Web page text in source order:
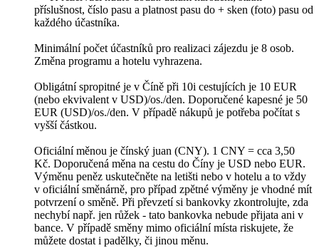
příslušnost, číslo pasu a platnost pasu do + sken (foto) pasu od
každého účastníka.
Minimální počet účastníků pro realizaci zájezdu je 8 osob.
Změna programu a hotelu vyhrazena.
Obligátní spropitné je v Číně při 10i cestujících je 10 EUR
(nebo ekvivalent v USD)/os./den. Doporučené kapesné je 50
EUR (USD)/os./den. V případě nákupů je potřeba počítat s
vyšší částkou.
Oficiální měnou je čínský juan (CNY). 1 CNY = cca 3,50
Kč. Doporučená měna na cestu do Číny je USD nebo EUR.
Výměnu peněz uskutečněte na letišti nebo v hotelu a to vždy
v oficiální směnárně, pro případ zpětné výměny je vhodné mít
potvrzení o směně. Při převzetí si bankovky zkontrolujte, zda
nechybí např. jen růžek - tato bankovka nebude přijata ani v
bance. V případě směny mimo oficiální místa riskujete, že
můžete dostat i padělky, či jinou měnu.